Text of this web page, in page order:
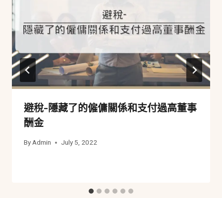
避稅-隱藏了的僱傭關係和支付過高董事
酬金
By Admin July 5, 2022